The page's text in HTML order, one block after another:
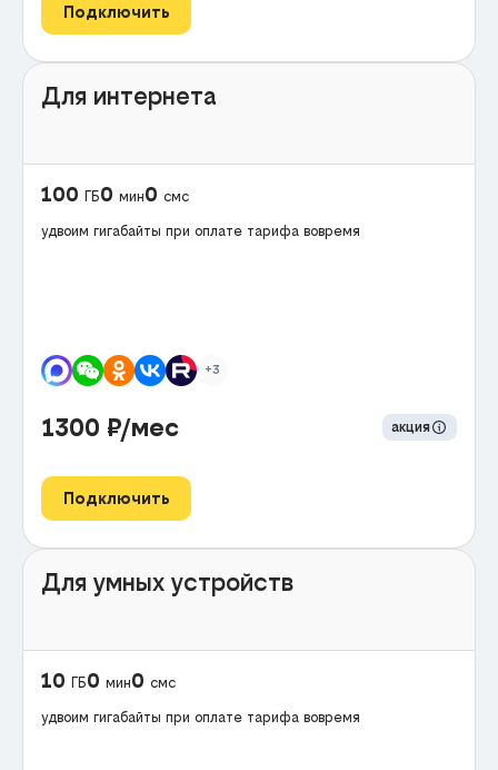
Подключить
Для интернета
100 ГБ0 мин0 смс
удвоим гигабайты при оплате тарифа вовремя
+3
1300 ₽/мес акция
Подключить
Для умных устройств
10 ГБ0 мин0 смс
удвоим гигабайты при оплате тарифа вовремя